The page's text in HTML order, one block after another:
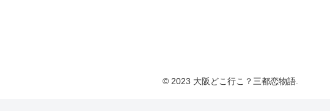
© 2023 大阪どこ行こ？三都恋物語.